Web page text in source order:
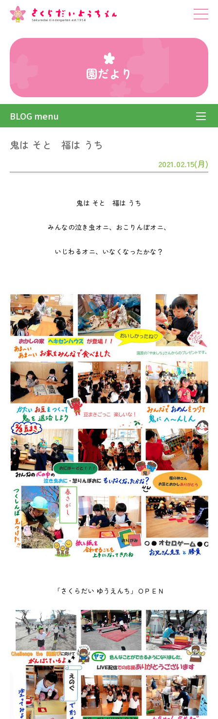
園だより
BLOG menu
鬼は そと 福は うち
2021.02.15(月)
鬼は そと 福は うち
みんなの泣き虫オニ、おこりんぼオニ、
いじわるオニ、いなくなったかな？
「さくらだい ゆうえんち」ＯＰＥＮ